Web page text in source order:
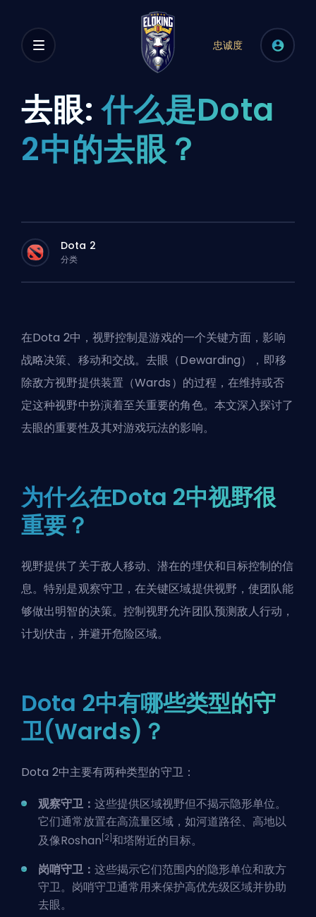
忠诚度
去眼: 什么是Dota
2中的去眼？
Dota 2
分类
在Dota 2中，视野控制是游戏的一个关键方面，影响
战略决策、移动和交战。去眼（Dewarding），即移
除敌方视野提供装置（Wards）的过程，在维持或否
定这种视野中扮演着至关重要的角色。本文深入探讨了
去眼的重要性及其对游戏玩法的影响。
为什么在Dota 2中视野很
重要？
视野提供了关于敌人移动、潜在的埋伏和目标控制的信
息。特别是观察守卫，在关键区域提供视野，使团队能
够做出明智的决策。控制视野允许团队预测敌人行动，
计划伏击，并避开危险区域。
Dota 2中有哪些类型的守
卫(Wards)？
Dota 2中主要有两种类型的守卫：
观察守卫： 这些提供区域视野但不揭示隐形单位。
它们通常放置在高流量区域，如河道路径、高地以
及像Roshan [2] 和塔附近的目标。
岗哨守卫： 这些揭示它们范围内的隐形单位和敌方
守卫。岗哨守卫通常用来保护高优先级区域并协助
去眼。